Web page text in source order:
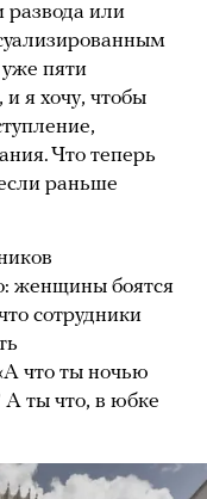
или
пяти
я хочу, чтобы
Что теперь
раньше
женщины боятся
сотрудники
что ты ночью
ты что, в юбке